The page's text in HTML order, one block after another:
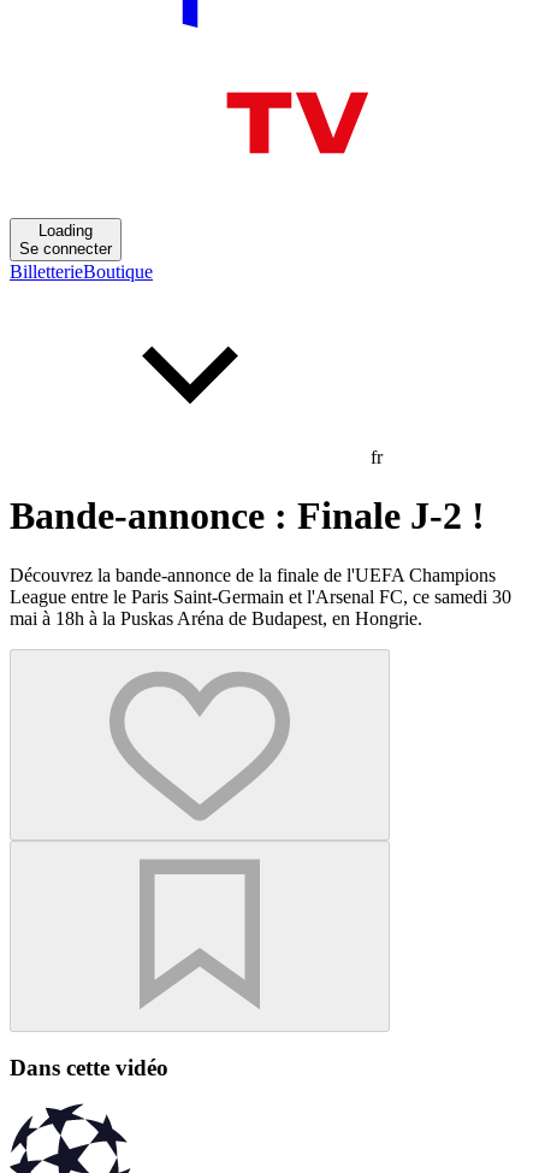
Loading
Se connecter
BilletterieBoutique
fr
Bande-annonce : Finale J-2 !
Découvrez la bande-annonce de la finale de l'UEFA Champions
League entre le Paris Saint-Germain et l'Arsenal FC, ce samedi 30
mai à 18h à la Puskas Aréna de Budapest, en Hongrie.
Dans cette vidéo